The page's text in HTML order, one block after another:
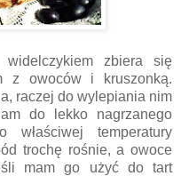
zbiera się
z owoców i kruszonką.
raczej do wylepiania nim
do lekko nagrzanego
właściwej temperatury
trochę rośnie, a owoce
mam go użyć do tart